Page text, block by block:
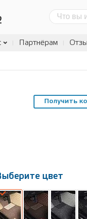
Партнёрам
Получить
цвет